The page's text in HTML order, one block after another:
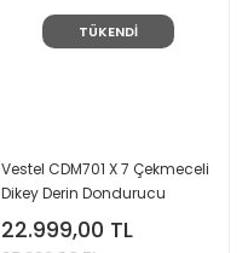
TÜKENDİ
Vestel CDM701 X 7 Çekmeceli
Dikey Derin Dondurucu
22.999,00 TL